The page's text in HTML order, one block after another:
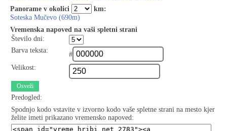
Panorame v okolici
km:
Soteska Mučevo (690m)
Vremenska napoved na vaši spletni strani
Število dni:
Barva teksta:
#
Velikost:
Osveži
Predogled:
Spodnjo kodo vstavite v izvorno kodo vaše spletne strani na mesto kjer
želite imeti prikazano vremensko napoved: